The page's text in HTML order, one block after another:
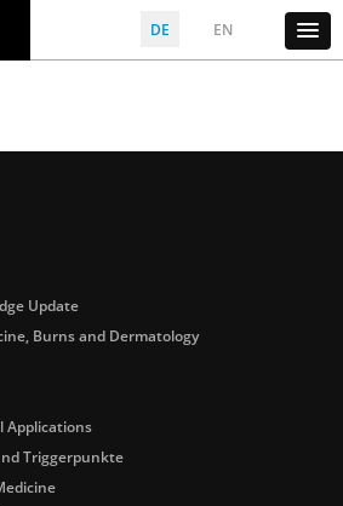
DE EN
Update
Burns and Dermatology
Applications
Triggerpunkte